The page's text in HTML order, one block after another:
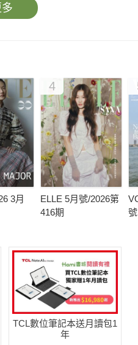
3月
4
ELLE 5月號/2026第
416期
號
TCL數位筆記本送月讀包1
年